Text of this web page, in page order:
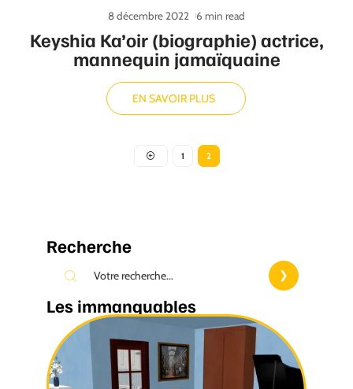
Keyshia Ka’oir (biographie) actrice,
mannequin jamaïquaine
8 décembre 2022 6 min read
EN SAVOIR PLUS
1 2
Recherche
Les immanquables